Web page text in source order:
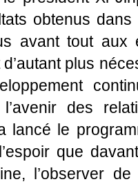
obtenus
avant tout aux
plus
des
lancé le
que
l’observer